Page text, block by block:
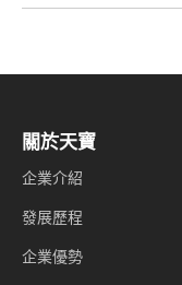
關於天寶
企業介紹
發展歷程
企業優勢